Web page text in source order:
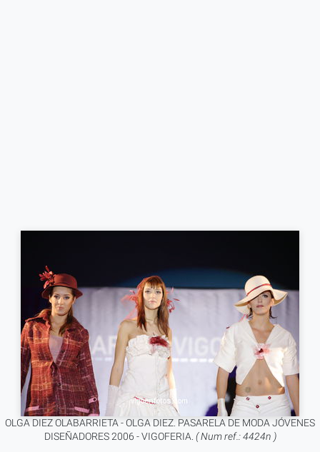
OLGA DIEZ OLABARRIETA - OLGA DIEZ. PASARELA DE MODA JÓVENES
DISEÑADORES 2006 - VIGOFERIA. ( Num ref.: 4424n )